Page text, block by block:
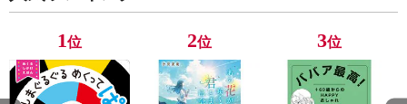
1位 2位 3位